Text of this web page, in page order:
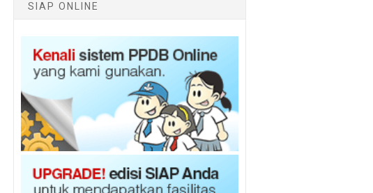
SIAP ONLINE